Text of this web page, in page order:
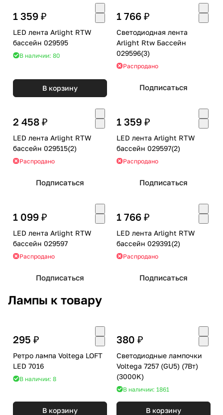
1 359 ₽
LED лента Arlight RTW
бассейн 029595
В наличии: 80
В корзину
1 766 ₽
Светодиодная лента
Arlight Rtw Бассейн
029596(3)
Распродано
Подписаться
2 458 ₽
LED лента Arlight RTW
бассейн 029515(2)
Распродано
Подписаться
1 359 ₽
LED лента Arlight RTW
бассейн 029597(2)
Распродано
Подписаться
1 099 ₽
LED лента Arlight RTW
бассейн 029597
Распродано
Подписаться
1 766 ₽
LED лента Arlight RTW
бассейн 029391(2)
Распродано
Подписаться
Лампы к товару
295 ₽
Ретро лампа Voltega LOFT
LED 7016
В наличии: 8
В корзину
380 ₽
Светодиодные лампочки
Voltega 7257 (GU5) (7Вт)
(3000K)
В наличии: 1861
В корзину